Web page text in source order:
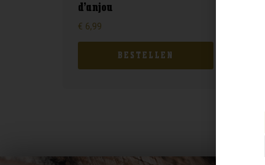
d’anjou
€ 6,99
BESTELLEN